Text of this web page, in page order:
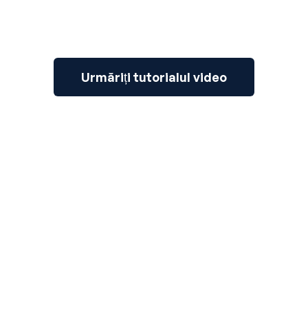
Urmăriți tutorialul video